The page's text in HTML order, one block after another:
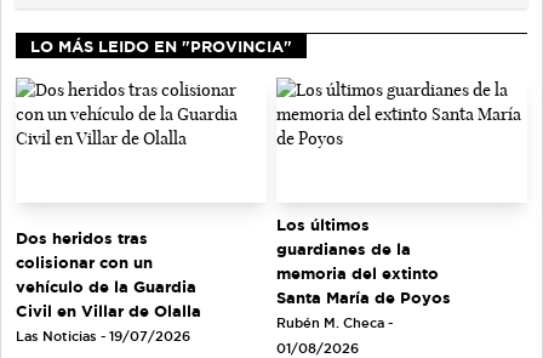
LO MÁS LEIDO EN "PROVINCIA"
Dos heridos tras
colisionar con un
vehículo de la Guardia
Civil en Villar de Olalla
Las Noticias - 19/07/2026
Los últimos
guardianes de la
memoria del extinto
Santa María de Poyos
Rubén M. Checa -
01/08/2026